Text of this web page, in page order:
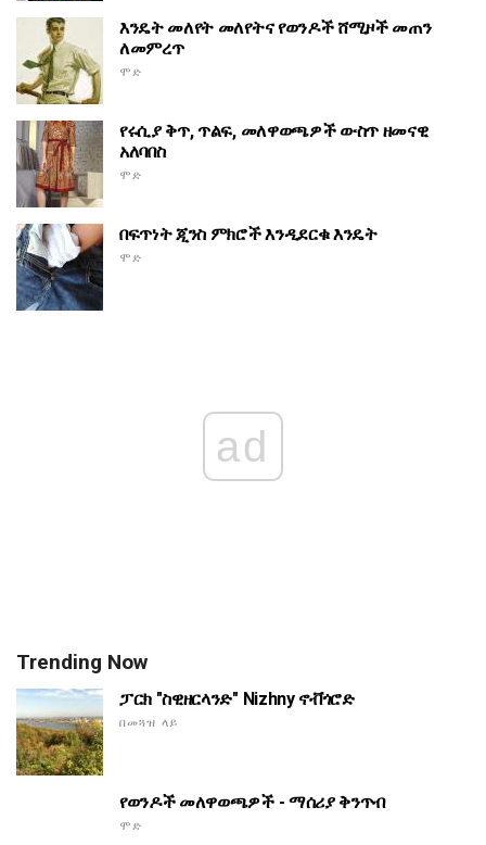
እንዴት መለየት መለየትና የወንዶች ሸሚዞች መጠን
ለመምረጥ
ሞድ
የሩሲያ ቅጥ, ጥልፍ, መለዋወጫዎች ውስጥ ዘመናዊ
አለባበስ
ሞድ
በፍጥነት ጂንስ ምክሮች እንዲደርቁ እንዴት
ሞድ
ad
Trending Now
ፓርክ "ስዊዘርላንድ" Nizhny ኖቭጎሮድ
በመጓዝ ላይ
የወንዶች መለዋወጫዎች - ማሰሪያ ቅንጥብ
ሞድ